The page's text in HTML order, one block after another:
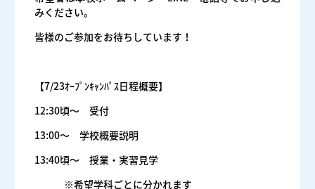
みください。
皆様のご参加をお待ちしています！
【7/23ｵｰﾌﾟﾝｷｬﾝﾊﾟｽ日程概要】
12:30頃～ 受付
13:00～ 学校概要説明
13:40頃～ 授業・実習見学
※希望学科ごとに分かれます